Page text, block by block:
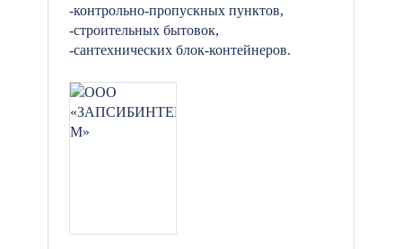
-контрольно-пропускных пунктов,
-строительных бытовок,
-сантехнических блок-контейнеров.